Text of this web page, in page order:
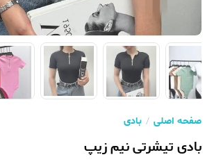
صفحه اصلی بادی
بادی تیشرتی نیم زیپ